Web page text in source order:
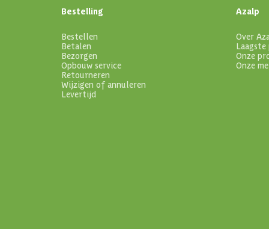
Bestelling
Bestellen
Betalen
Bezorgen
Opbouw service
Retourneren
Wijzigen of annuleren
Levertijd
Azalp
Over
Onze
Onze